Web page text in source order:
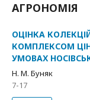
АГРОНОМІЯ
ОЦІНКА
КОМПЛЕКСОМ
УМОВАХ
Н. М. Буняк
7-17